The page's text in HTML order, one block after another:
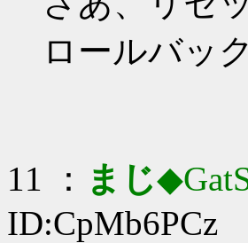
ロールバッ
11 ： まじ
ID:CpMb6PCz